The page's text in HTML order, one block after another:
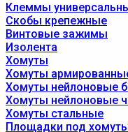
Клеммы
Скобы крепежные
Винтовые зажимы
Изолента
Хомуты
Хомуты
Хомуты нейлоновые
Хомуты нейлоновые
Хомуты стальные
Площадки под